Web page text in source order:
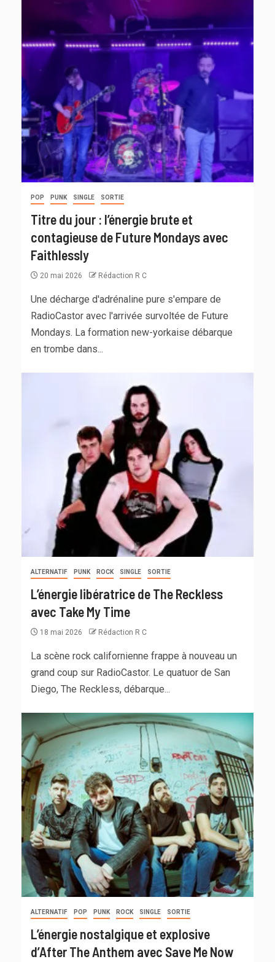
POP PUNK SINGLE SORTIE
Titre du jour : l’énergie brute et
contagieuse de Future Mondays avec
Faithlessly
20 mai 2026 Rédaction R C
Une décharge d'adrénaline pure s'empare de
RadioCastor avec l'arrivée survoltée de Future
Mondays. La formation new-yorkaise débarque
en trombe dans...
ALTERNATIF PUNK ROCK SINGLE SORTIE
L’énergie libératrice de The Reckless
avec Take My Time
18 mai 2026 Rédaction R C
La scène rock californienne frappe à nouveau un
grand coup sur RadioCastor. Le quatuor de San
Diego, The Reckless, débarque...
ALTERNATIF POP PUNK ROCK SINGLE SORTIE
L’énergie nostalgique et explosive
d’After The Anthem avec Save Me Now